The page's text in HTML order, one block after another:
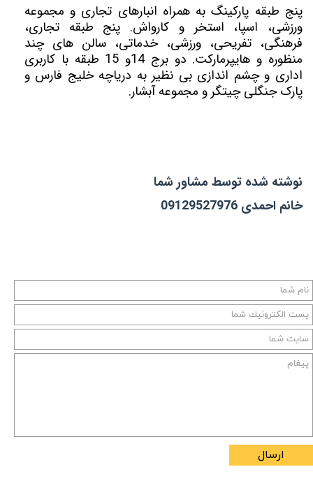
پنج طبقه پارکینگ به همراه انبارهای تجاری و مجموعه
ورزشی، اسپا، استخر و کارواش. پنج طبقه تجاری،
فرهنگی، تفریحی، ورزشی، خدماتی، سالن های چند
منظوره و هایپرمارکت. دو برج 14و 15 طبقه با کاربری
اداری و چشم اندازی بی نظیر به دریاچه خلیج فارس و
پارک جنگلی چیتگر و مجموعه آبشار.
نوشته شده توسط مشاور شما
خانم احمدی 09129527976
ارسال